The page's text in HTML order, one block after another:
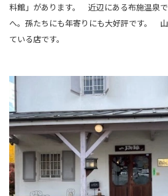
料館」があります。
近辺にある布施温泉
へ。孫たちにも年寄りにも大好評です。
山
ている店です。